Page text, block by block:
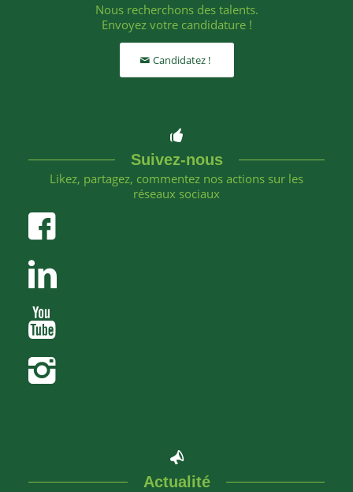
Nous recherchons des talents.
Envoyez votre candidature !
Candidatez !
Suivez-nous
Likez, partagez, commentez nos actions sur les
réseaux sociaux
Actualité